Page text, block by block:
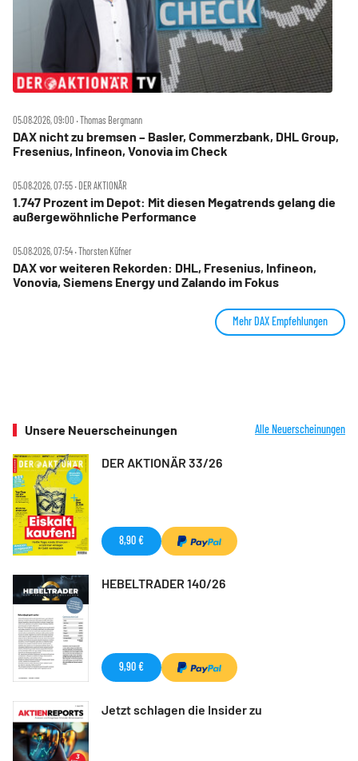
05.08.2026, 09:00 ‧ Thomas Bergmann
DAX nicht zu bremsen – Basler, Commerzbank, DHL Group,
Fresenius, Infineon, Vonovia im Check
05.08.2026, 07:55 ‧ DER AKTIONÄR
1.747 Prozent im Depot: Mit diesen Megatrends gelang die
außergewöhnliche Performance
05.08.2026, 07:54 ‧ Thorsten Küfner
DAX vor weiteren Rekorden: DHL, Fresenius, Infineon,
Vonovia, Siemens Energy und Zalando im Fokus
Mehr DAX Empfehlungen
Unsere Neuerscheinungen Alle Neuerscheinungen
DER AKTIONÄR 33/26
8,90 €
HEBELTRADER 140/26
9,90 €
Jetzt schlagen die Insider zu